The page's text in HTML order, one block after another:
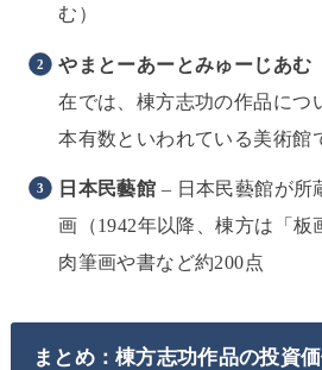
む）
やまとーあーとみゅーじあむ
在では、棟方志功の作品につ
本有数といわれている美術館
日本民藝館 – 日本民藝館が所
画（1942年以降、棟方は「板
肉筆画や書など約200点
まとめ：棟方志功作品の投資